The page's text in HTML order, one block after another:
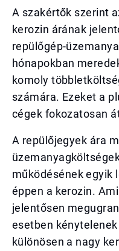
A szakértők szerint
kerozin árának
repülőgép-
hónapokban
komoly
számára. Ezeket a
cégek fokozatosan
A repülőjegyek ára
működésének egyik
éppen a kerozin.
jelentősen
esetben
különösen a nagy